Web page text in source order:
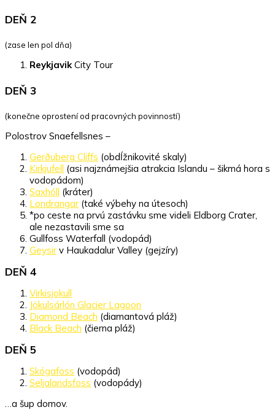
DEŇ 2
(zase len pol dňa)
Reykjavik City Tour
DEŇ 3
(konečne oprostení od pracovných povinností)
Polostrov Snaefellsnes –
Gerðuberg Cliffs (obdĺžnikovité skaly)
Kirkjufell (asi najznámejšia atrakcia Islandu – šikmá hora s
vodopádom)
Saxhóll (kráter)
Londrangar (také výbehy na útesoch)
*po ceste na prvú zastávku sme videli Eldborg Crater,
ale nezastavili sme sa
Gullfoss Waterfall (vodopád)
Geysir v Haukadalur Valley (gejzíry)
DEŇ 4
Virkisjokull
Jökulsárlón Glacier Lagoon
Diamond Beach (diamantová pláž)
Black Beach (čierna pláž)
DEŇ 5
Skógafoss (vodopád)
Seljalandsfoss (vodopády)
…a šup domov.